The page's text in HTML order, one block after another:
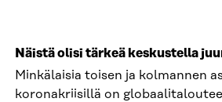
Näistä olisi tärkeä keskustella
Minkälaisia toisen ja kolmannen
koronakriisillä on